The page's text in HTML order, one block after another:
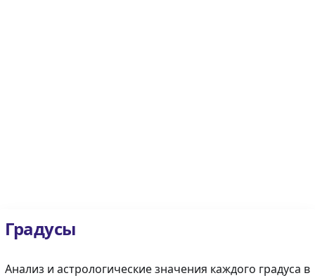
Градусы
Анализ и астрологические значения каждого градуса в